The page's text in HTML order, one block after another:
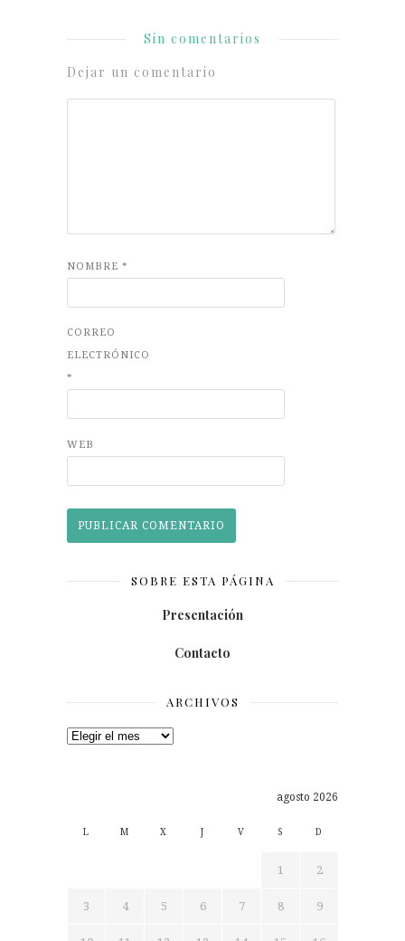
Sin comentarios
Dejar un comentario
NOMBRE *
CORREO
ELECTRÓNICO
*
WEB
SOBRE ESTA PÁGINA
Presentación
Contacto
ARCHIVOS
Archivos
agosto 2026
L M X J V S D
1 2
3 4 5 6 7 8 9